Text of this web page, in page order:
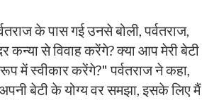
के पास गई उनसे बोली, पर्वतराज,
कन्या से विवाह करेंगे? क्या आप मेरी बेटी
में स्वीकार करेंगे?" पर्वतराज ने कहा,
बेटी के योग्य वर समझा, इसके लिए मैं